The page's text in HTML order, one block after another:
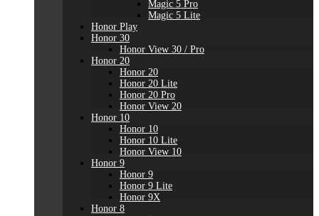
Magic 5 Pro
Magic 5 Lite
Honor Play
Honor 30
Honor View 30 / Pro
Honor 20
Honor 20
Honor 20 Lite
Honor 20 Pro
Honor View 20
Honor 10
Honor 10
Honor 10 Lite
Honor View 10
Honor 9
Honor 9
Honor 9 Lite
Honor 9X
Honor 8